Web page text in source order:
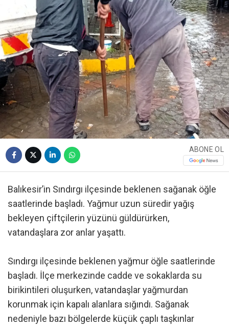
ABONE OL
Balıkesir’in Sındırgı ilçesinde beklenen sağanak öğle
saatlerinde başladı. Yağmur uzun süredir yağış
bekleyen çiftçilerin yüzünü güldürürken,
vatandaşlara zor anlar yaşattı.
Sındırgı ilçesinde beklenen yağmur öğle saatlerinde
başladı. İlçe merkezinde cadde ve sokaklarda su
birikintileri oluşurken, vatandaşlar yağmurdan
korunmak için kapalı alanlara sığındı. Sağanak
nedeniyle bazı bölgelerde küçük çaplı taşkınlar